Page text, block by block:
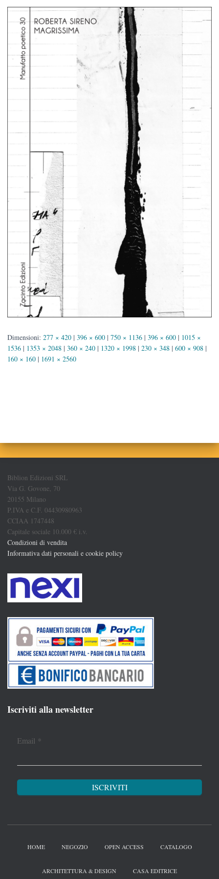
Dimensioni: 277 × 420 | 396 × 600 | 750 × 1136 | 396 × 600 | 1015 ×
1536 | 1353 × 2048 | 360 × 240 | 1320 × 1998 | 230 × 348 | 600 × 908 |
160 × 160 | 1691 × 2560
Biblion Edizioni SRL
Via G. Govone, 70
20155 Milano
P.IVA e C.F. 04430980963
CCIAA 1747448
Capitale sociale 10.000 € i.v.
Condizioni di vendita
Informativa dati personali e cookie policy
Iscriviti alla newsletter
Email *
HOME NEGOZIO OPEN ACCESS CATALOGO
ARCHITETTURA & DESIGN CASA EDITRICE